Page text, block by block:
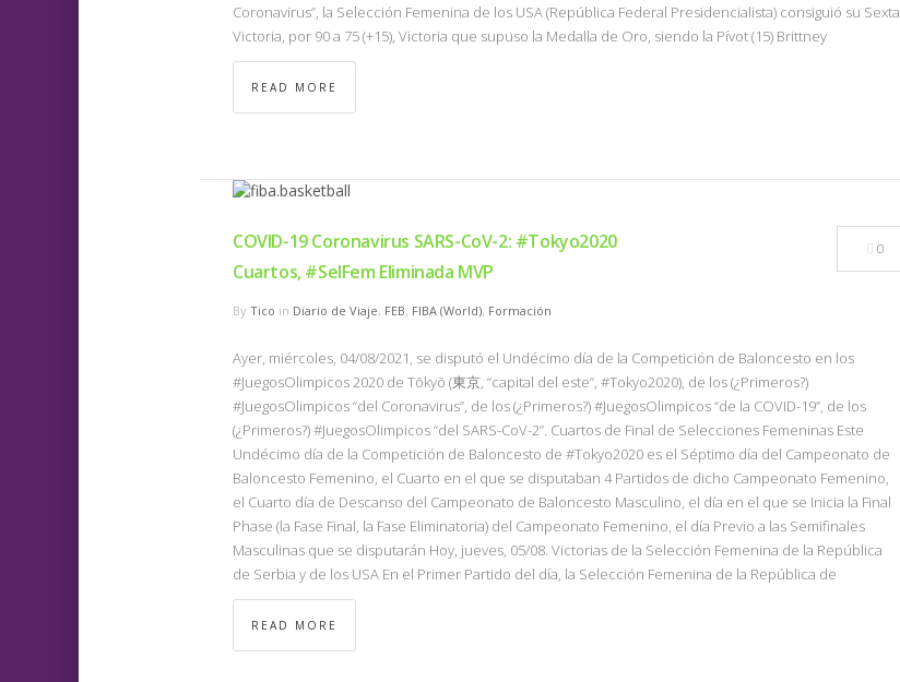
Coronavirus”, la Selección Femenina de los USA (República Federal Presidencialista) consiguió su Sexta
Victoria, por 90 a 75 (+15), Victoria que supuso la Medalla de Oro, siendo la Pívot (15) Brittney
READ MORE
COVID-19 Coronavirus SARS-CoV-2: #Tokyo2020
Cuartos, #SelFem Eliminada MVP
By Tico in Diario de Viaje, FEB, FIBA (World), Formación
0
Ayer, miércoles, 04/08/2021, se disputó el Undécimo día de la Competición de Baloncesto en los
#JuegosOlimpicos 2020 de Tōkyō (東京, “capital del este”, #Tokyo2020), de los (¿Primeros?)
#JuegosOlimpicos “del Coronavirus”, de los (¿Primeros?) #JuegosOlimpicos “de la COVID-19”, de los
(¿Primeros?) #JuegosOlimpicos “del SARS-CoV-2”. Cuartos de Final de Selecciones Femeninas Este
Undécimo día de la Competición de Baloncesto de #Tokyo2020 es el Séptimo día del Campeonato de
Baloncesto Femenino, el Cuarto en el que se disputaban 4 Partidos de dicho Campeonato Femenino,
el Cuarto día de Descanso del Campeonato de Baloncesto Masculino, el día en el que se Inicia la Final
Phase (la Fase Final, la Fase Eliminatoria) del Campeonato Femenino, el día Previo a las Semifinales
Masculinas que se disputarán Hoy, jueves, 05/08. Victorias de la Selección Femenina de la República
de Serbia y de los USA En el Primer Partido del día, la Selección Femenina de la República de
READ MORE